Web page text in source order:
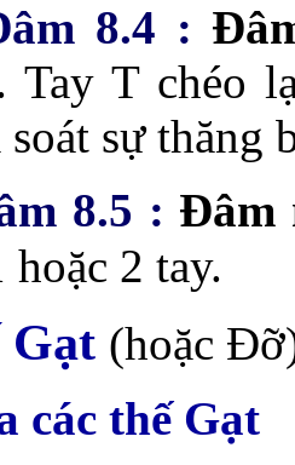
8.4 :
Tay T chéo
sự thăng
8.5 : Đâm
2 tay.
Gạt (hoặc
các thế Gạt